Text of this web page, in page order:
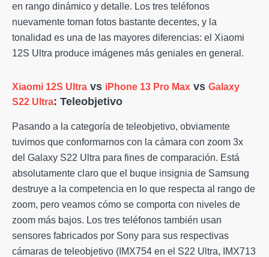
en rango dinámico y detalle. Los tres teléfonos
nuevamente toman fotos bastante decentes, y la
tonalidad es una de las mayores diferencias: el Xiaomi
12S Ultra produce imágenes más geniales en general.
Xiaomi 12S Ultra vs iPhone 13 Pro Max vs Galaxy
S22 Ultra: Teleobjetivo
Pasando a la categoría de teleobjetivo, obviamente
tuvimos que conformarnos con la cámara con zoom 3x
del Galaxy S22 Ultra para fines de comparación. Está
absolutamente claro que el buque insignia de Samsung
destruye a la competencia en lo que respecta al rango de
zoom, pero veamos cómo se comporta con niveles de
zoom más bajos. Los tres teléfonos también usan
sensores fabricados por Sony para sus respectivas
cámaras de teleobjetivo (IMX754 en el S22 Ultra, IMX713